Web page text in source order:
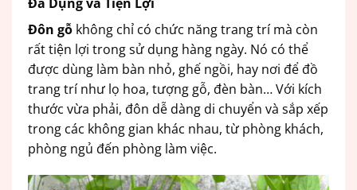
Đôn gỗ không chỉ có chức năng trang trí mà còn
rất tiện lợi trong sử dụng hàng ngày. Nó có thể
được dùng làm bàn nhỏ, ghế ngồi, hay nơi để đồ
trang trí như lọ hoa, tượng gỗ, đèn bàn… Với kích
thước vừa phải, đôn dễ dàng di chuyển và sắp xếp
trong các không gian khác nhau, từ phòng khách,
phòng ngủ đến phòng làm việc.